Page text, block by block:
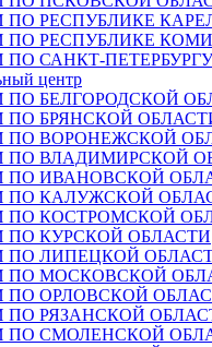
ПО РЕСПУБЛИКЕ
ПО РЕСПУБЛИКЕ КОМИ
САНКТ-ПЕТЕРБУРГУ
центр
ПО БЕЛГОРОДСКОЙ
ПО БРЯНСКОЙ
ПО ВОРОНЕЖСКОЙ
ПО ВЛАДИМИРСКОЙ
ПО ИВАНОВСКОЙ
ПО КАЛУЖСКОЙ
ПО КОСТРОМСКОЙ
ПО КУРСКОЙ ОБЛАСТИ
ПО ЛИПЕЦКОЙ
ПО МОСКОВСКОЙ
ПО ОРЛОВСКОЙ
ПО РЯЗАНСКОЙ
ПО СМОЛЕНСКОЙ